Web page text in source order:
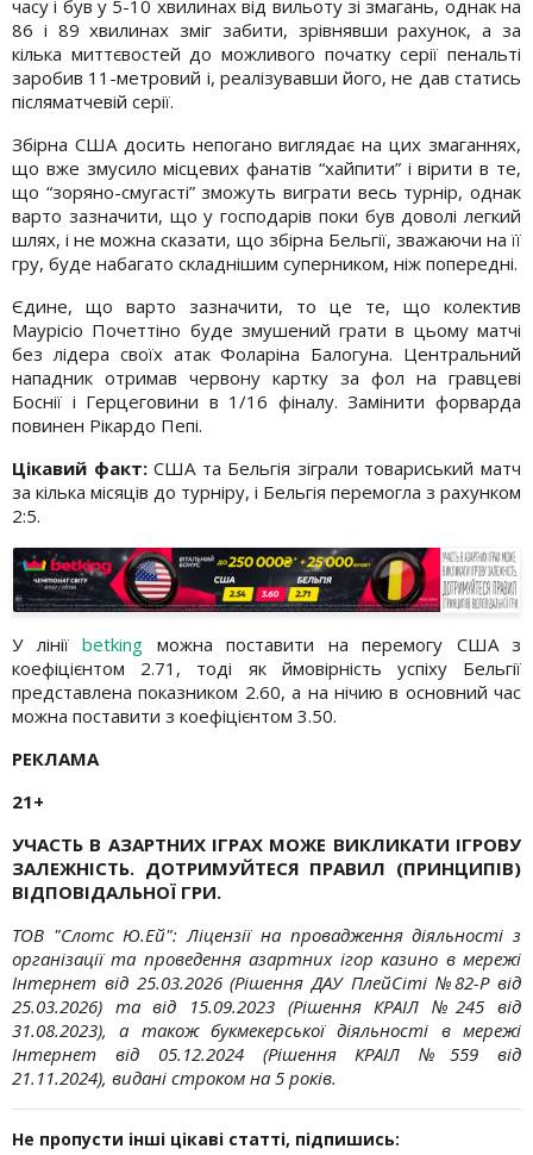
часу і був у 5-10 хвилинах від вильоту зі змагань, однак на
86 і 89 хвилинах зміг забити, зрівнявши рахунок, а за
кілька миттєвостей до можливого початку серії пенальті
заробив 11-метровий і, реалізувавши його, не дав статись
післяматчевій серії.
Збірна США досить непогано виглядає на цих змаганнях,
що вже змусило місцевих фанатів “хайпити” і вірити в те,
що “зоряно-смугасті” зможуть виграти весь турнір, однак
варто зазначити, що у господарів поки був доволі легкий
шлях, і не можна сказати, що збірна Бельгії, зважаючи на її
гру, буде набагато складнішим суперником, ніж попередні.
Єдине, що варто зазначити, то це те, що колектив
Маурісіо Почеттіно буде змушений грати в цьому матчі
без лідера своїх атак Фоларіна Балогуна. Центральний
нападник отримав червону картку за фол на гравцеві
Боснії і Герцеговини в 1/16 фіналу. Замінити форварда
повинен Рікардо Пепі.
Цікавий факт:США та Бельгія зіграли товариський матч
за кілька місяців до турніру, і Бельгія перемогла з рахунком
2:5.
У лінії betking можна поставити на перемогу США з
коефіцієнтом 2.71, тоді як ймовірність успіху Бельгії
представлена показником 2.60, а на нічию в основний час
можна поставити з коефіцієнтом 3.50.
РЕКЛАМА
21+
УЧАСТЬ В АЗАРТНИХ ІГРАХ МОЖЕ ВИКЛИКАТИ ІГРОВУ
ЗАЛЕЖНІСТЬ. ДОТРИМУЙТЕСЯ ПРАВИЛ (ПРИНЦИПІВ)
ВІДПОВІДАЛЬНОЇ ГРИ.
ТОВ "Слотс Ю.Ей": Ліцензії на провадження діяльності з
організації та проведення азартних ігор казино в мережі
Інтернет від 25.03.2026 (Рішення ДАУ ПлейСіті №82-Р від
25.03.2026) та від 15.09.2023 (Рішення КРАІЛ №245 від
31.08.2023), а також букмекерської діяльності в мережі
Інтернет від 05.12.2024 (Рішення КРАІЛ №559 від
21.11.2024), видані строком на 5 років.
Не пропусти інші цікаві статті, підпишись: